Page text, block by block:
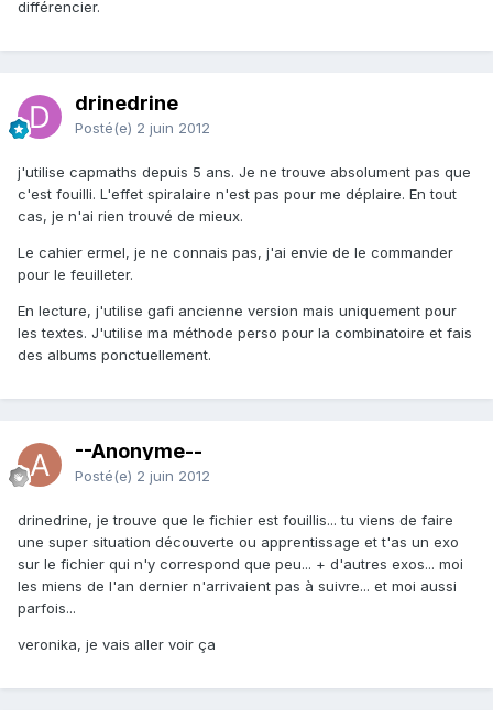
différencier.
drinedrine
Posté(e) 2 juin 2012
j'utilise capmaths depuis 5 ans. Je ne trouve absolument pas que
c'est fouilli. L'effet spiralaire n'est pas pour me déplaire. En tout
cas, je n'ai rien trouvé de mieux.
Le cahier ermel, je ne connais pas, j'ai envie de le commander
pour le feuilleter.
En lecture, j'utilise gafi ancienne version mais uniquement pour
les textes. J'utilise ma méthode perso pour la combinatoire et fais
des albums ponctuellement.
--Anonyme--
Posté(e) 2 juin 2012
drinedrine, je trouve que le fichier est fouillis... tu viens de faire
une super situation découverte ou apprentissage et t'as un exo
sur le fichier qui n'y correspond que peu... + d'autres exos... moi
les miens de l'an dernier n'arrivaient pas à suivre... et moi aussi
parfois...
veronika, je vais aller voir ça